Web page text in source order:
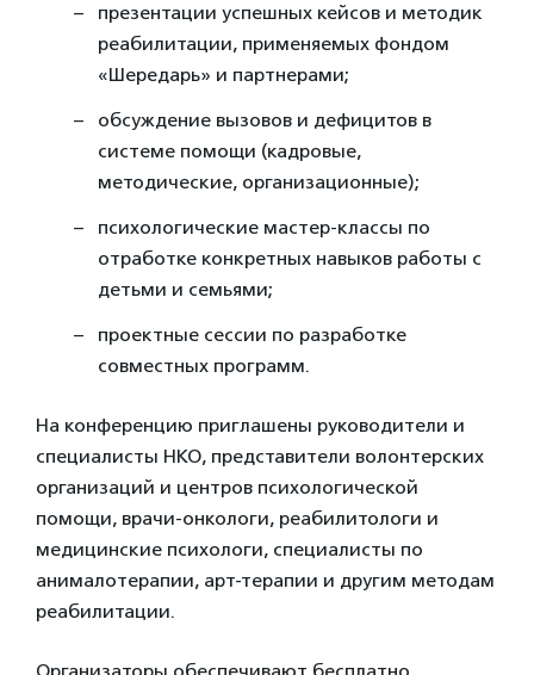
презентации успешных кейсов и методик
реабилитации, применяемых фондом
«Шередарь» и партнерами;
обсуждение вызовов и дефицитов в
системе помощи (кадровые,
методические, организационные);
психологические мастер-классы по
отработке конкретных навыков работы с
детьми и семьями;
проектные сессии по разработке
совместных программ.
На конференцию приглашены руководители и
специалисты НКО, представители волонтерских
организаций и центров психологической
помощи, врачи-онкологи, реабилитологи и
медицинские психологи, специалисты по
анималотерапии, арт-терапии и другим методам
реабилитации.